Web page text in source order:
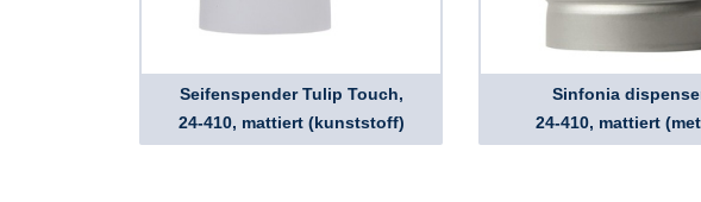
Seifenspender Tulip Touch,
24-410, mattiert (kunststoff)
Sinfonia
24-410, mattiert